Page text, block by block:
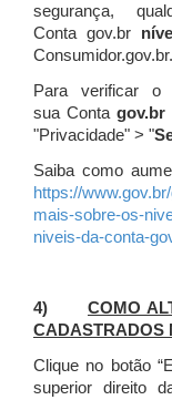
segurança,
Conta gov.br
Consumidor.gov.br.
Para verificar
sua Contagov.br
"Privacidade" > "
Saiba como
https://
mais-sobre-os-
niveis-da-conta-
4) COMO
CADASTRADOS
Clique no botão
superior direito